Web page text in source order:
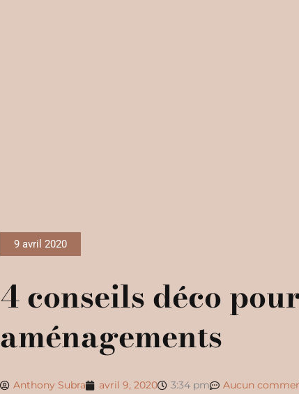
9 avril 2020
4 conseils déco
aménagements
Anthony Subra avril 9, 2020 3:34 pm Aucun